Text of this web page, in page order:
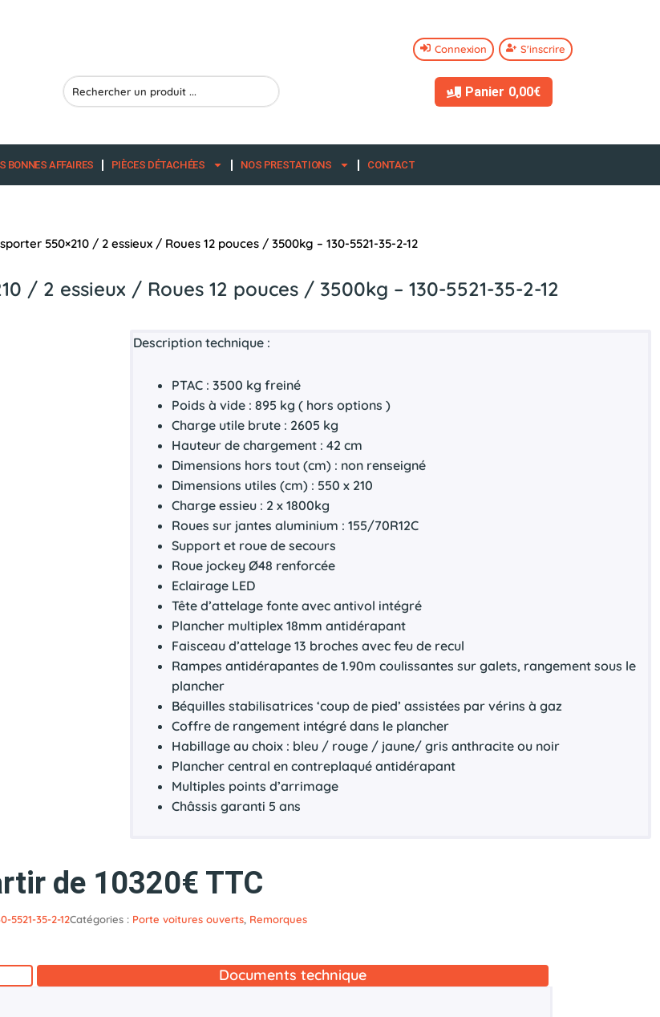
Search
...
Connexion S'inscrire
Panier 0,00€
BONNES AFFAIRES PIÈCES DÉTACHÉES NOS PRESTATIONS CONTACT
/ 2 essieux / Roues 12 pouces / 3500kg – 130-5521-35-2-12
550×210 / 2 essieux / Roues 12 pouces / 3500kg – 130-5521-35-2-12
Description technique :
PTAC : 3500 kg freiné
Poids à vide : 895 kg ( hors options )
Charge utile brute : 2605 kg
Hauteur de chargement : 42 cm
Dimensions hors tout (cm) : non renseigné
Dimensions utiles (cm) : 550 x 210
Charge essieu : 2 x 1800kg
Roues sur jantes aluminium : 155/70R12C
Support et roue de secours
Roue jockey Ø48 renforcée
Eclairage LED
Tête d’attelage fonte avec antivol intégré
Plancher multiplex 18mm antidérapant
Faisceau d’attelage 13 broches avec feu de recul
Rampes antidérapantes de 1.90m coulissantes sur galets, rangement sous le
plancher
Béquilles stabilisatrices ‘coup de pied’ assistées par vérins à gaz
Coffre de rangement intégré dans le plancher
Habillage au choix : bleu / rouge / jaune/ gris anthracite ou noir
Plancher central en contreplaqué antidérapant
Multiples points d’arrimage
Châssis garanti 5 ans
de 10320€ TTC
5521-35-2-12Catégories : Porte voitures ouverts, Remorques
Documents technique